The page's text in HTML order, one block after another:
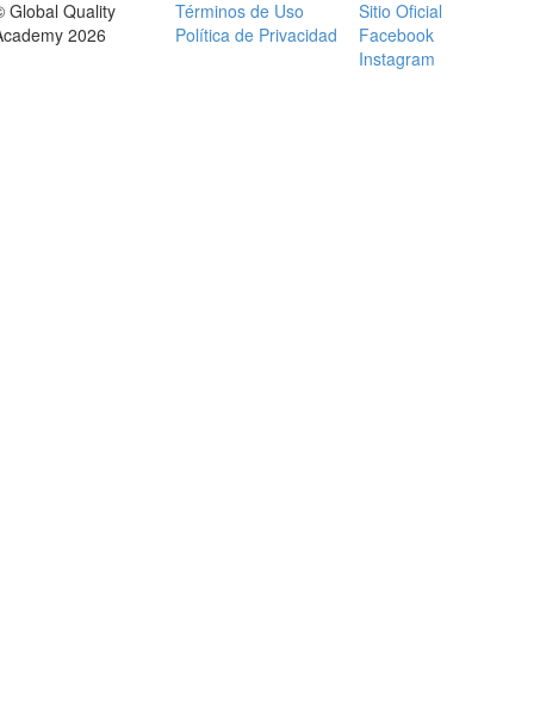
Global Quality
2026
Términos de Uso
Política de Privacidad
Sitio Oficial
Facebook
Instagram